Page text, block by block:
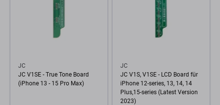
JC
JC V1SE - True Tone Board
(iPhone 13 - 15 Pro Max)
JC
JC V1S, V1SE - LCD Board für
iPhone 12-series, 13, 14, 14
Plus,15-series (Latest Version
2023)